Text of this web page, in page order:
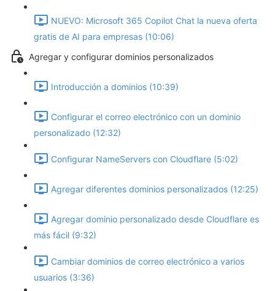
NUEVO: Microsoft 365 Copilot Chat la nueva oferta
gratis de AI para empresas (10:06)
Agregar y configurar dominios personalizados
Introducción a dominios (10:39)
Configurar el correo electrónico con un dominio
personalizado (12:32)
Configurar NameServers con Cloudflare (5:02)
Agregar diferentes dominios personalizados (12:25)
Agregar dominio personalizado desde Cloudflare es
más fácil (9:32)
Cambiar dominios de correo electrónico a varios
usuarios (3:36)